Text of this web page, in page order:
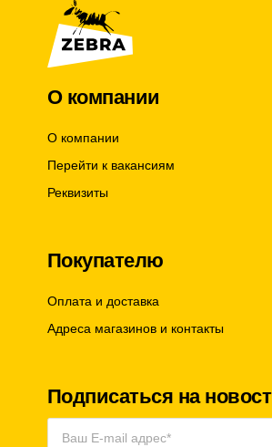
О компании
О компании
Перейти к вакансиям
Реквизиты
Покупателю
Оплата и доставка
Адреса магазинов и контакты
Подписаться на